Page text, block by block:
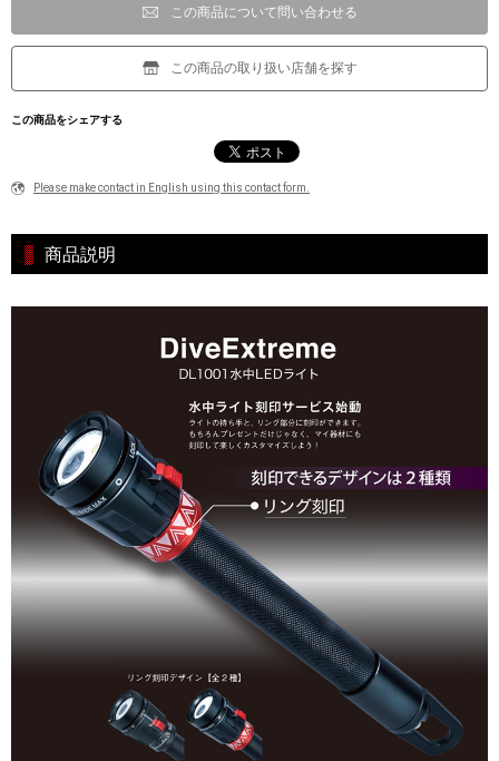
この商品について問い合わせる
この商品の取り扱い店舗を探す
この商品をシェアする
Please make contact in English using this contact form.
商品説明